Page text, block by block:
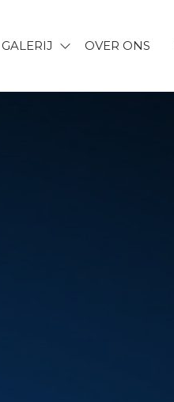
GALERIJ OVER ONS